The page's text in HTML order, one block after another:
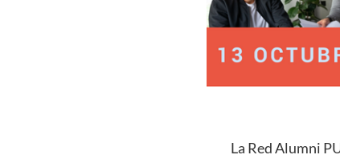
La Red Alumni